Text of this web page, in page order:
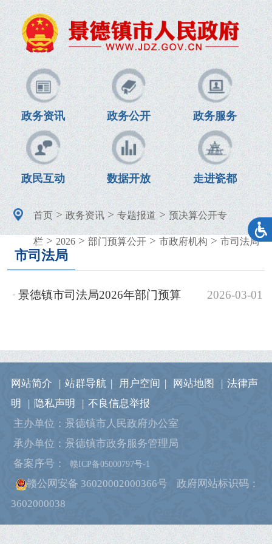
政务资讯 政务公开 政务服务
政民互动 数据开放 走进瓷都
首页>政务资讯>专题报道>预决算公开专
栏 > 2026> 部门预算公开> 市政府机构 > 市司法局
市司法局
2026-03-01
景德镇市司法局2026年部门预算
网站简介 | 站群导航 | 用户空间 | 网站地图 | 法律声
明
| 隐私声明 | 不良信息举报
主办单位：景德镇市人民政府办公室
承办单位：景德镇市政务服务管理局
备案序号：
赣ICP备05000797号-1
赣公网安备 36020002000366号
政府网站标识码：
3602000038